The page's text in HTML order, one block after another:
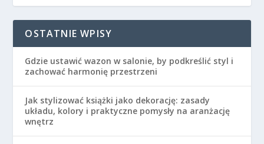
OSTATNIE WPISY
Gdzie ustawić wazon w salonie, by podkreślić styl i
zachować harmonię przestrzeni
Jak stylizować książki jako dekorację: zasady
układu, kolory i praktyczne pomysły na aranżację
wnętrz